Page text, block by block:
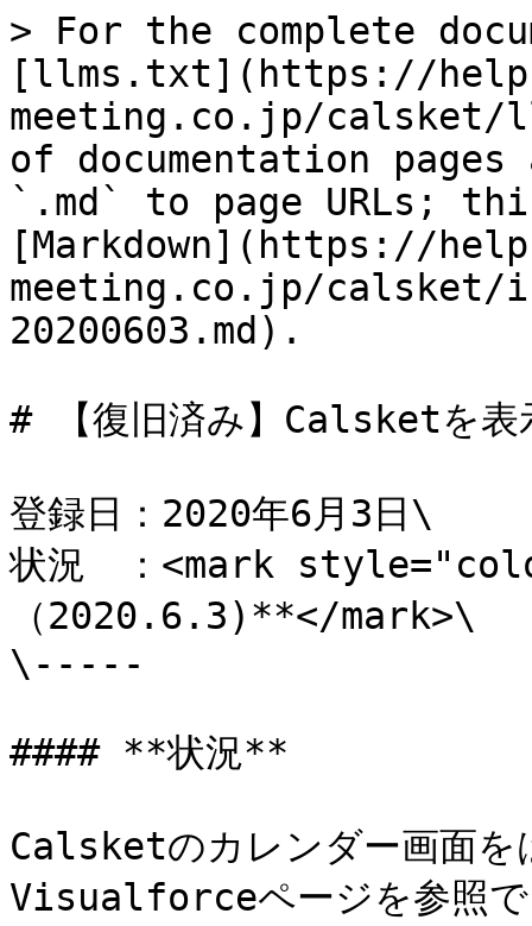
> For the complete
[llms.txt](https://
meeting.co.jp/calsket/
of documentation
`.md` to page URLs;
[Markdown](https://
meeting.co.jp/calsket/
20200603.md).
# 【復旧済み】Calsketを表
登録日：2020年6月3日\
状況　：<mark
（2020.6.3)**</mark>\
\-----
#### **状況**
Calsketのカレンダー画面
Visualforceページを参照で